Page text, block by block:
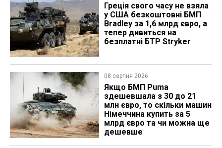
Греція свого часу не взяла
у США безкоштовні БМП
Bradley за 1,6 млрд євро, а
тепер дивиться на
безплатні БТР Stryker
08 серпня 2026
Якщо БМП Puma
здешевшала з 30 до 21
млн євро, то скільки машин
Німеччина купить за 5
млрд євро та чи можна ще
дешевше